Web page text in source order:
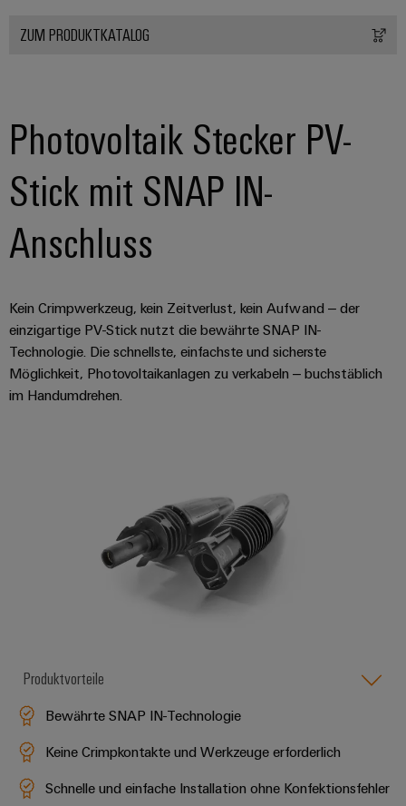
und
Kundenspezifische
Kabelkonfektionierung
Unsere Neuheiten
im Bereich
Industrial
Connectivity.
‒ intuitiv,
schnell
ZUM PRODUKTKATALOG
Photovoltaik Stecker PV-
Stick mit SNAP IN-
Anschluss
Kein Crimpwerkzeug, kein Zeitverlust, kein Aufwand ‒ der
einzigartige PV-Stick nutzt die bewährte SNAP IN-
Technologie. Die schnellste, einfachste und sicherste
Möglichkeit, Photovoltaikanlagen zu verkabeln – buchstäblich
im Handumdrehen.
Produktvorteile
Bewährte SNAP IN-Technologie
Keine Crimpkontakte und Werkzeuge erforderlich
Schnelle und einfache Installation ohne Konfektionsfehler